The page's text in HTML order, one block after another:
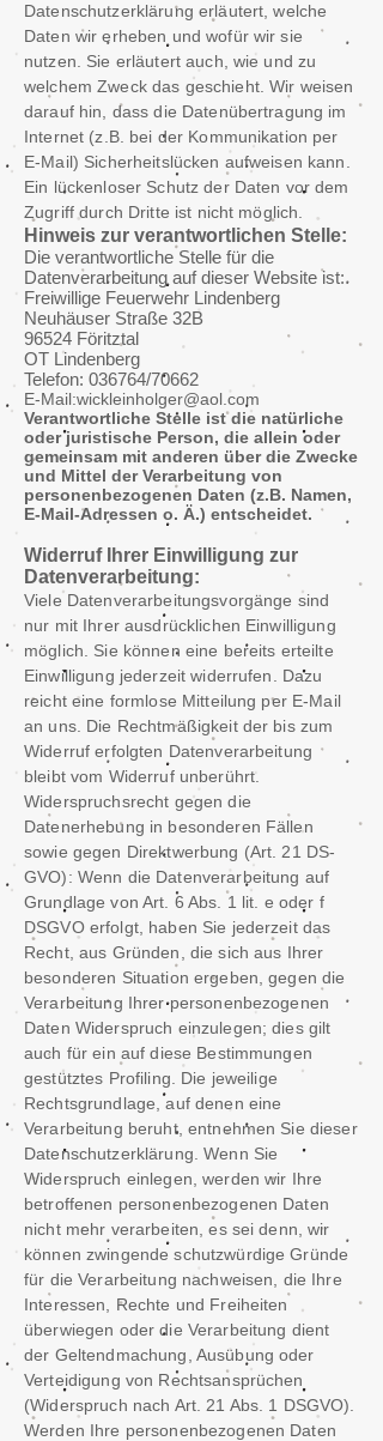
Datenschutzerklärung erläutert, welche
Daten wir erheben und wofür wir sie
nutzen. Sie erläutert auch, wie und zu
welchem Zweck das geschieht. Wir weisen
darauf hin, dass die Datenübertragung im
Internet (z.B. bei der Kommunikation per
E-Mail) Sicherheitslücken aufweisen kann.
Ein lückenloser Schutz der Daten vor dem
Zugriff durch Dritte ist nicht möglich.
Hinweis zur verantwortlichen Stelle:
Die verantwortliche Stelle für die
Datenverarbeitung auf dieser Website ist:
Freiwillige Feuerwehr Lindenberg
Neuhäuser Straße 32B
96524 Föritztal
OT Lindenberg
Telefon: 036764/70662
E-Mail:wickleinholger@aol.com
Verantwortliche Stelle ist die natürliche
oder juristische Person, die allein oder
gemeinsam mit anderen über die Zwecke
und Mittel der Verarbeitung von
personenbezogenen Daten (z.B. Namen,
E-Mail-Adressen o. Ä.) entscheidet.
Widerruf Ihrer Einwilligung zur
Datenverarbeitung:
Viele Datenverarbeitungsvorgänge sind
nur mit Ihrer ausdrücklichen Einwilligung
möglich. Sie können eine bereits erteilte
Einwilligung jederzeit widerrufen. Dazu
reicht eine formlose Mitteilung per E-Mail
an uns. Die Rechtmäßigkeit der bis zum
Widerruf erfolgten Datenverarbeitung
bleibt vom Widerruf unberührt.
Widerspruchsrecht gegen die
Datenerhebung in besonderen Fällen
sowie gegen Direktwerbung (Art. 21 DS-
GVO): Wenn die Datenverarbeitung auf
Grundlage von Art. 6 Abs. 1 lit. e oder f
DSGVO erfolgt, haben Sie jederzeit das
Recht, aus Gründen, die sich aus Ihrer
besonderen Situation ergeben, gegen die
Verarbeitung Ihrer personenbezogenen
Daten Widerspruch einzulegen; dies gilt
auch für ein auf diese Bestimmungen
gestütztes Profiling. Die jeweilige
Rechtsgrundlage, auf denen eine
Verarbeitung beruht, entnehmen Sie dieser
Datenschutzerklärung. Wenn Sie
Widerspruch einlegen, werden wir Ihre
betroffenen personenbezogenen Daten
nicht mehr verarbeiten, es sei denn, wir
können zwingende schutzwürdige Gründe
für die Verarbeitung nachweisen, die Ihre
Interessen, Rechte und Freiheiten
überwiegen oder die Verarbeitung dient
der Geltendmachung, Ausübung oder
Verteidigung von Rechtsansprüchen
(Widerspruch nach Art. 21 Abs. 1 DSGVO).
Werden Ihre personenbezogenen Daten